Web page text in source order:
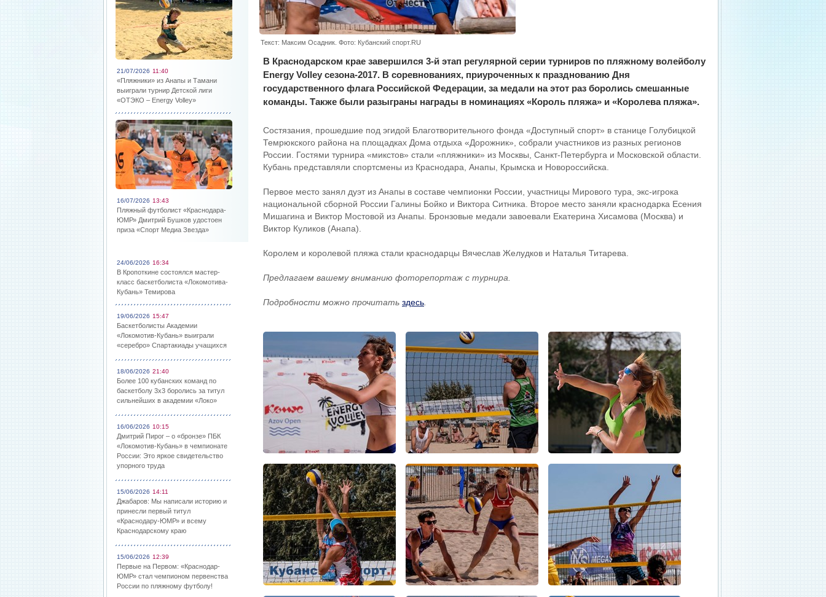
21/07/2026 11:40
«Пляжники» из Анапы и Тамани
выиграли турнир Детской лиги
«ОТЭКО – Energy Volley»
16/07/2026 13:43
Пляжный футболист «Краснодара-
ЮМР» Дмитрий Бушков удостоен
приза «Спорт Медиа Звезда»
24/06/2026 16:34
В Кропоткине состоялся мастер-
класс баскетболиста «Локомотива-
Кубань» Темирова
19/06/2026 15:47
Баскетболисты Академии
«Локомотив-Кубань» выиграли
«серебро» Спартакиады учащихся
18/06/2026 21:40
Более 100 кубанских команд по
баскетболу 3х3 боролись за титул
сильнейших в академии «Локо»
16/06/2026 10:15
Дмитрий Пирог – о «бронзе» ПБК
«Локомотив-Кубань» в чемпионате
России: Это яркое свидетельство
упорного труда
15/06/2026 14:11
Джабаров: Мы написали историю и
принесли первый титул
«Краснодару-ЮМР» и всему
Краснодарскому краю
15/06/2026 12:39
Первые на Первом: «Краснодар-
ЮМР» стал чемпионом первенства
России по пляжному футболу!
Текст: Максим Осадник. Фото: Кубанский спорт.RU
В Краснодарском крае завершился 3-й этап регулярной серии турниров по пляжному волейболу
Energy Volley сезона-2017. В соревнованиях, приуроченных к празднованию Дня
государственного флага Российской Федерации, за медали на этот раз боролись смешанные
команды. Также были разыграны награды в номинациях «Король пляжа» и «Королева пляжа».
Состязания, прошедшие под эгидой Благотворительного фонда «Доступный спорт» в станице Голубицкой
Темрюкского района на площадках Дома отдыха «Дорожник», собрали участников из разных регионов
России. Гостями турнира «микстов» стали «пляжники» из Москвы, Санкт-Петербурга и Московской области.
Кубань представляли спортсмены из Краснодара, Анапы, Крымска и Новороссийска.
Первое место занял дуэт из Анапы в составе чемпионки России, участницы Мирового тура, экс-игрока
национальной сборной России Галины Бойко и Виктора Ситника. Второе место заняли краснодарка Есения
Мишагина и Виктор Мостовой из Анапы. Бронзовые медали завоевали Екатерина Хисамова (Москва) и
Виктор Куликов (Анапа).
Королем и королевой пляжа стали краснодарцы Вячеслав Желудков и Наталья Титарева.
Предлагаем вашему вниманию фоторепортаж с турнира.
Подробности можно прочитать здесь